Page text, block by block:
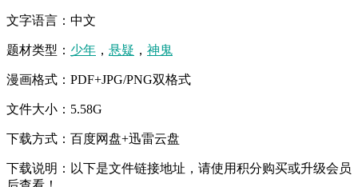
文字语言：中文
题材类型： 少年 ， 悬疑 ， 神鬼
漫画格式：PDF+JPG/PNG双格式
文件大小：5.58G
下载方式：百度网盘+迅雷云盘
下载说明：以下是文件链接地址，请使用积分购买或升级会员